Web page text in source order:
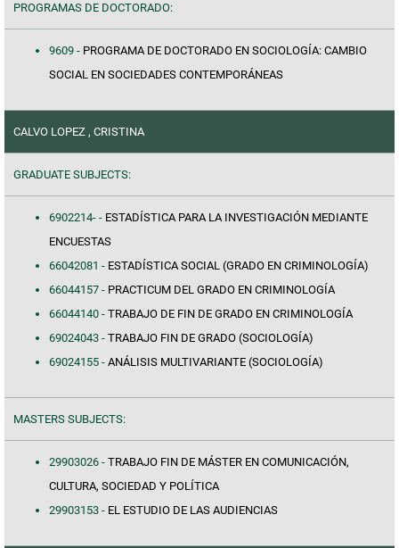
PROGRAMAS DE DOCTORADO:
9609 - PROGRAMA DE DOCTORADO EN SOCIOLOGÍA: CAMBIO
SOCIAL EN SOCIEDADES CONTEMPORÁNEAS
CALVO LOPEZ , CRISTINA
GRADUATE SUBJECTS:
6902214- - ESTADÍSTICA PARA LA INVESTIGACIÓN MEDIANTE
ENCUESTAS
66042081 - ESTADÍSTICA SOCIAL (GRADO EN CRIMINOLOGÍA)
66044157 - PRACTICUM DEL GRADO EN CRIMINOLOGÍA
66044140 - TRABAJO DE FIN DE GRADO EN CRIMINOLOGÍA
69024043 - TRABAJO FIN DE GRADO (SOCIOLOGÍA)
69024155 - ANÁLISIS MULTIVARIANTE (SOCIOLOGÍA)
MASTERS SUBJECTS:
29903026 - TRABAJO FIN DE MÁSTER EN COMUNICACIÓN,
CULTURA, SOCIEDAD Y POLÍTICA
29903153 - EL ESTUDIO DE LAS AUDIENCIAS